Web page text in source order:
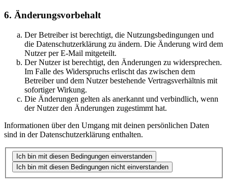
6. Änderungsvorbehalt
Der Betreiber ist berechtigt, die Nutzungsbedingungen und
die Datenschutzerklärung zu ändern. Die Änderung wird dem
Nutzer per E-Mail mitgeteilt.
Der Nutzer ist berechtigt, den Änderungen zu widersprechen.
Im Falle des Widerspruchs erlischt das zwischen dem
Betreiber und dem Nutzer bestehende Vertragsverhältnis mit
sofortiger Wirkung.
Die Änderungen gelten als anerkannt und verbindlich, wenn
der Nutzer den Änderungen zugestimmt hat.
Informationen über den Umgang mit deinen persönlichen Daten
sind in der Datenschutzerklärung enthalten.